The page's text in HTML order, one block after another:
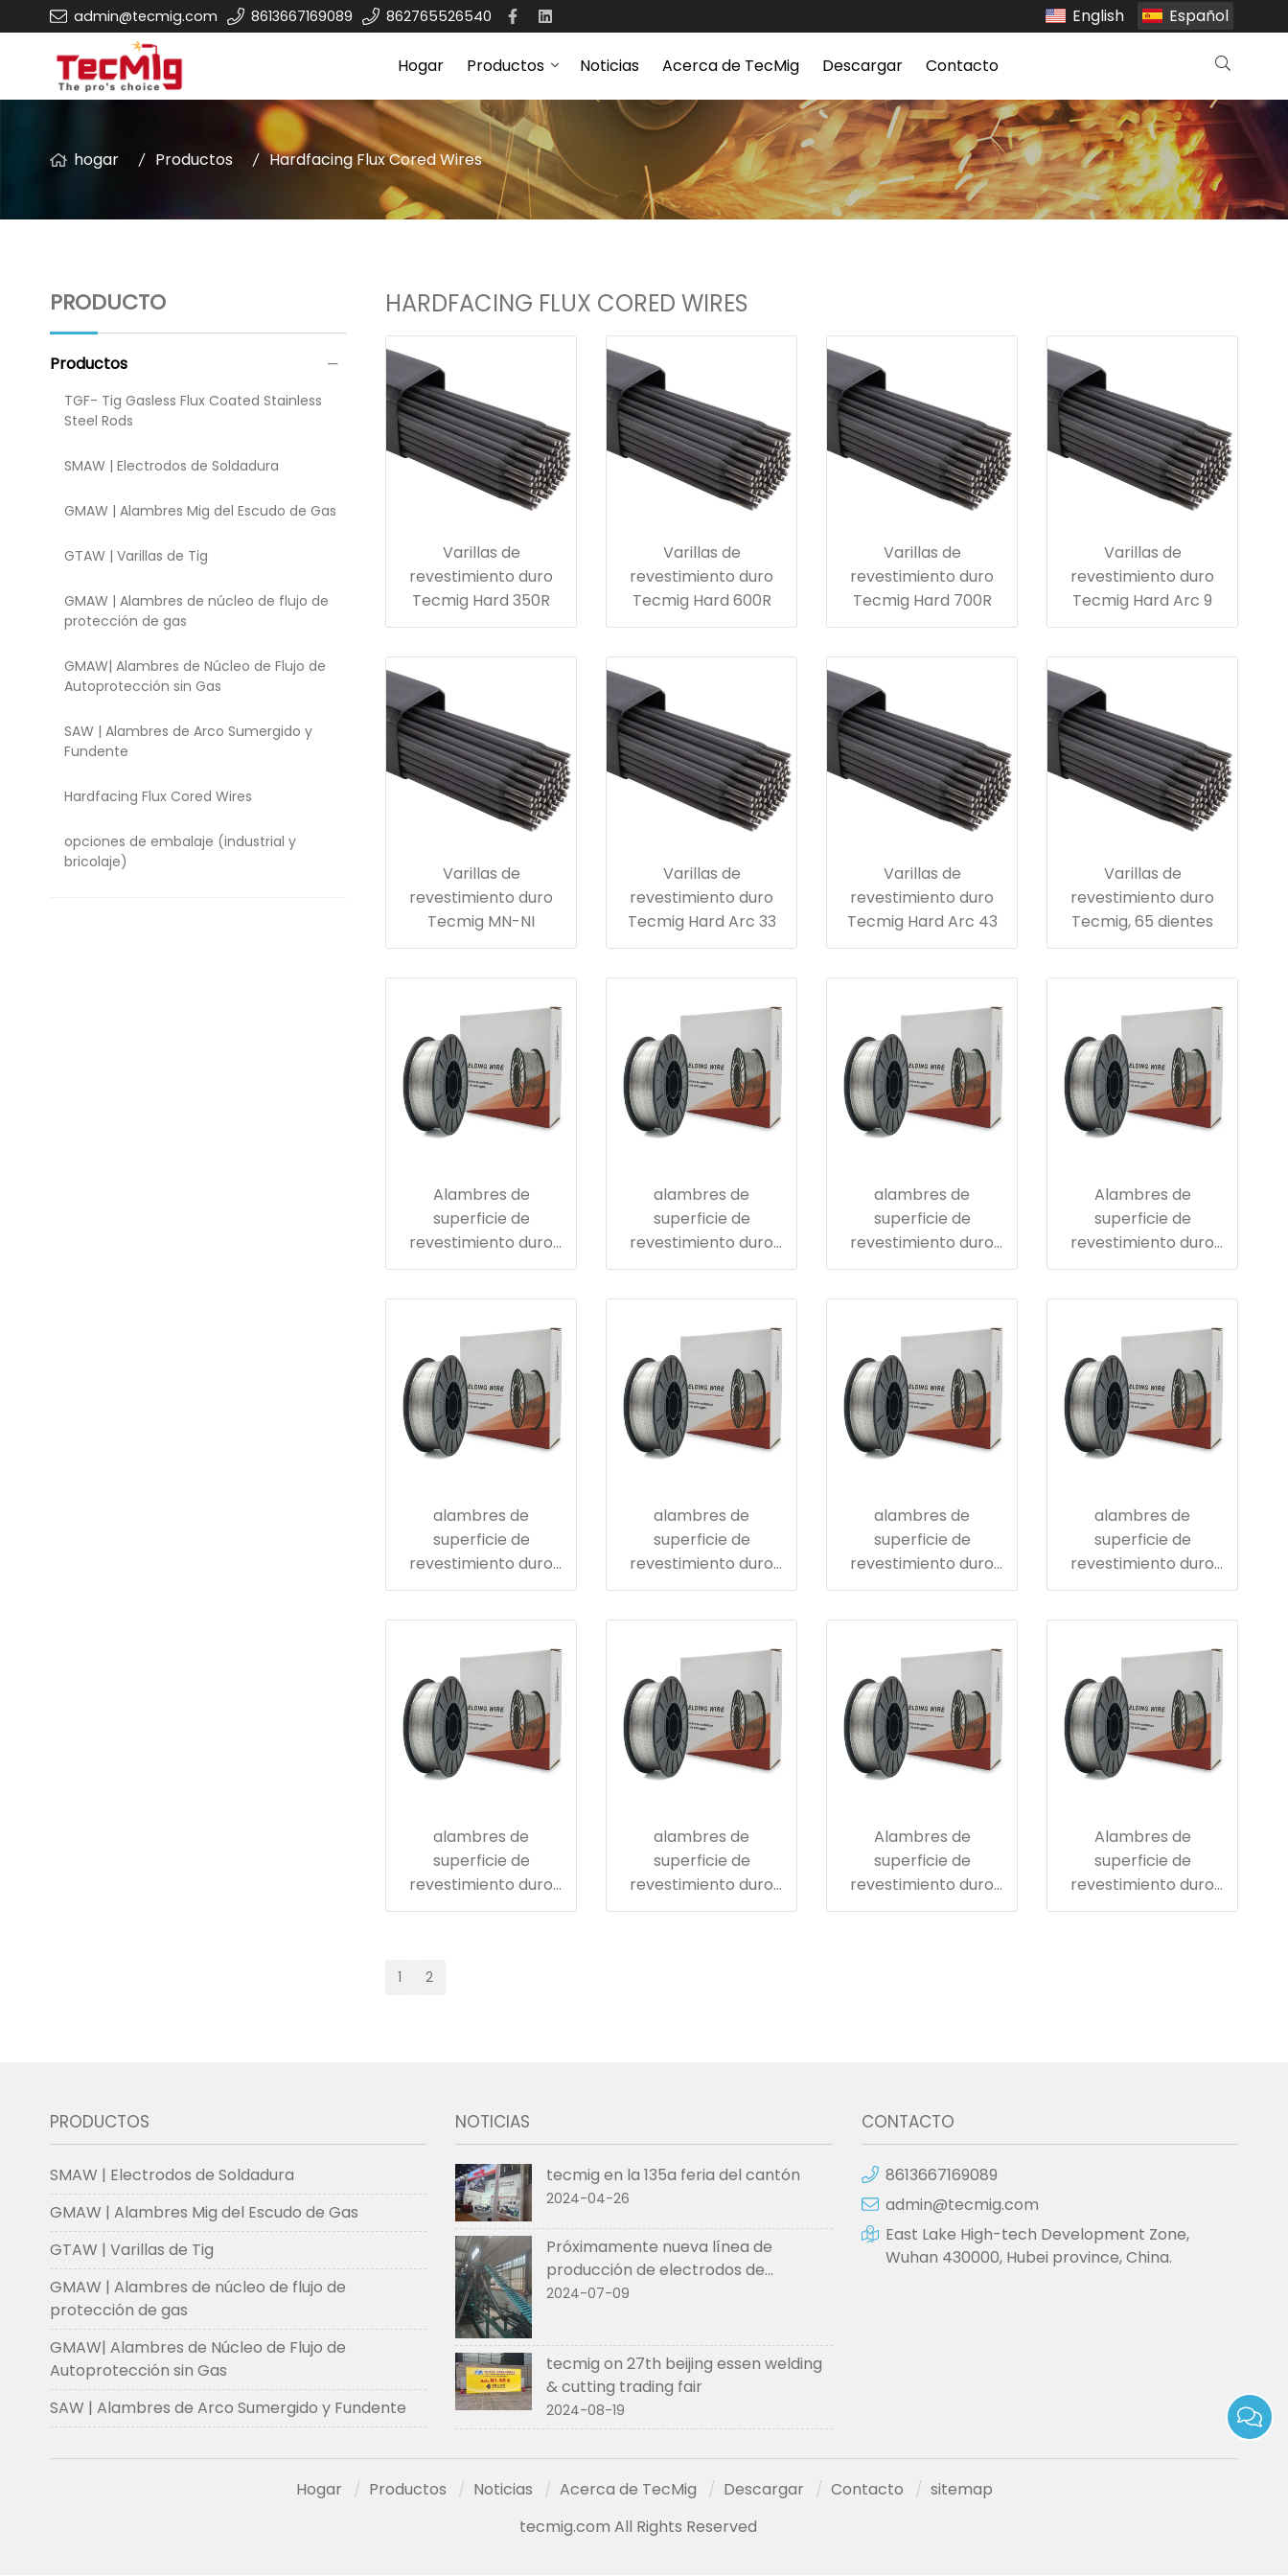
admin@tecmig.com 8613667169089 862765526540 English Español
Hogar Productos Noticias Acerca de TecMig Descargar Contacto
hogar Productos Hardfacing Flux Cored Wires
PRODUCTO
Productos
TGF- Tig Gasless Flux Coated Stainless
Steel Rods
SMAW | Electrodos de Soldadura
GMAW | Alambres Mig del Escudo de Gas
GTAW | Varillas de Tig
GMAW | Alambres de núcleo de flujo de
protección de gas
GMAW| Alambres de Núcleo de Flujo de
Autoprotección sin Gas
SAW | Alambres de Arco Sumergido y
Fundente
Hardfacing Flux Cored Wires
opciones de embalaje (industrial y
bricolaje)
HARDFACING FLUX CORED WIRES
Varillas de
revestimiento duro
Tecmig Hard 350R
Varillas de
revestimiento duro
Tecmig Hard 600R
Varillas de
revestimiento duro
Tecmig Hard 700R
Varillas de
revestimiento duro
Tecmig Hard Arc 9
Varillas de
revestimiento duro
Tecmig MN-NI
Varillas de
revestimiento duro
Tecmig Hard Arc 33
Varillas de
revestimiento duro
Tecmig Hard Arc 43
Varillas de
revestimiento duro
Tecmig, 65 dientes
Alambres de
superficie de
revestimiento duro
tm392 para ruedas
del acero
alambres de
superficie de
revestimiento duro
para rodillos de
alambres de
superficie de
revestimiento duro
para rodillos de acero
Alambres de
superficie de
revestimiento duro
para dentado de
siderúrgica
alambres de
superficie de
revestimiento duro
para tableros de
alambres de
superficie de
revestimiento duro
para rodillo rompedor
alambres de
superficie de
revestimiento duro
para rodillo de un solo
alambres de
superficie de
revestimiento duro
para rodillos de
alambres de
superficie de
revestimiento duro
para matriz de forja
alambres de
superficie de
revestimiento duro
para la pared interior
Alambres de
superficie de
revestimiento duro
para la placa
Alambres de
superficie de
revestimiento duro
para cabezal de corte
1 2
PRODUCTOS
SMAW | Electrodos de Soldadura
GMAW | Alambres Mig del Escudo de Gas
GTAW | Varillas de Tig
GMAW | Alambres de núcleo de flujo de
protección de gas
GMAW| Alambres de Núcleo de Flujo de
Autoprotección sin Gas
SAW | Alambres de Arco Sumergido y Fundente
NOTICIAS
tecmig en la 135a feria del cantón
2024-04-26
Próximamente nueva línea de
producción de electrodos de
soldadura de tecmig
2024-07-09
tecmig on 27th beijing essen welding
& cutting trading fair
2024-08-19
CONTACTO
8613667169089
admin@tecmig.com
East Lake High-tech Development Zone,
Wuhan 430000, Hubei province, China.
Hogar Productos Noticias Acerca de TecMig Descargar Contacto
sitemap
tecmig.com All Rights Reserved